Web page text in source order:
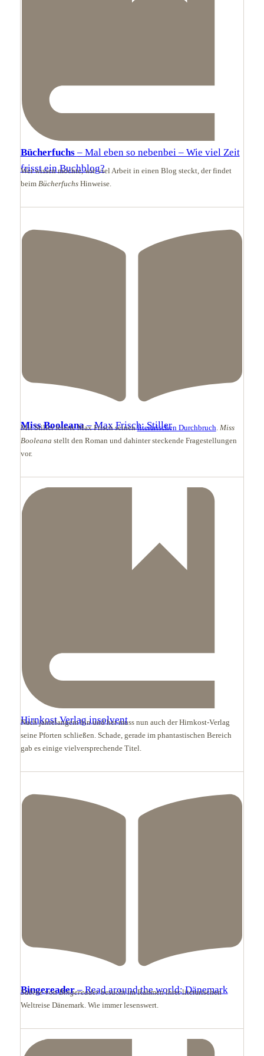
Bücherfuchs – Mal eben so nebenbei – Wie viel Zeit
frisst ein Buchblog?
Wer wissen möchte, wie viel Arbeit in einen Blog steckt, der findet
beim Bücherfuchs Hinweise.
Miss Booleana– Max Frisch: Stiller
Mit Stiller feierte Max Frisch seinenliterarischen Durchbruch. Miss
Booleana stellt den Roman und dahinter steckende Fragestellungen
vor.
Hirnkost Verlag insolvent
Nach jahrelangem hin und her muss nun auch der Hirnkost-Verlag
seine Pforten schließen. Schade, gerade im phantastischen Bereich
gab es einige vielversprechende Titel.
Bingereader– Read around the world: Dänemark
SabinevonBingereaderbesucht im Rahmen ihrer literarischen
Weltreise Dänemark. Wie immer lesenswert.